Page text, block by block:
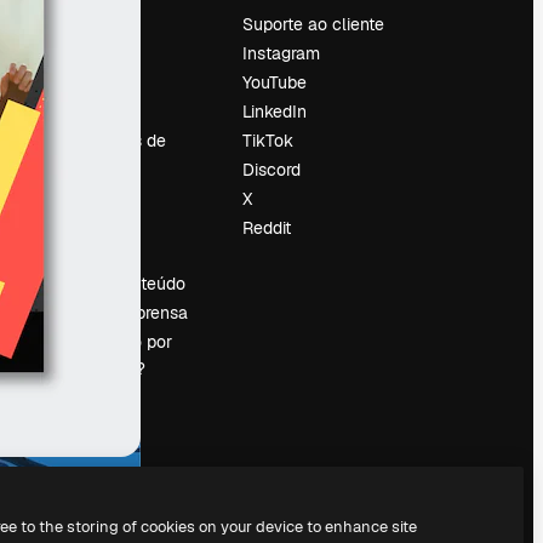
Tendências de
Vender conteúdo
Sala de imprensa
Procurando por
magnific.ai?
Suporte ao cliente
Instagram
YouTube
LinkedIn
TikTok
Discord
X
Reddit
to the storing of cookies on your device to enhance site